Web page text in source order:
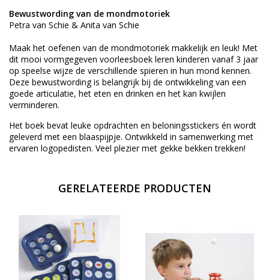
Bewustwording van de mondmotoriek
Petra van Schie & Anita van Schie
Maak het oefenen van de mondmotoriek makkelijk en leuk! Met
dit mooi vormgegeven voorleesboek leren kinderen vanaf 3 jaar
op speelse wijze de verschillende spieren in hun mond kennen.
Deze bewustwording is belangrijk bij de ontwikkeling van een
goede articulatie, het eten en drinken en het kan kwijlen
verminderen.
Het boek bevat leuke opdrachten en beloningsstickers én wordt
geleverd met een blaaspijpje. Ontwikkeld in samenwerking met
ervaren logopedisten. Veel plezier met gekke bekken trekken!
GERELATEERDE PRODUCTEN